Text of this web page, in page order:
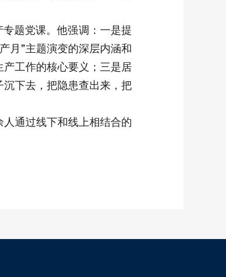
题党课。他强调：一是提
月”主题演变的深层内涵和
工作的核心要义；三是居
下去，把隐患查出来，把
通过线下和线上相结合的